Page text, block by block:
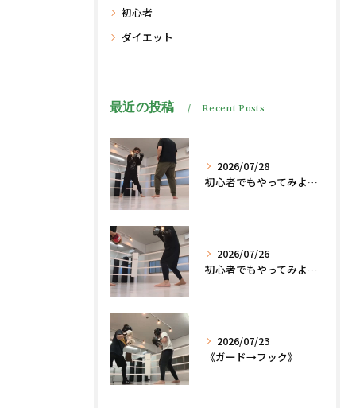
初心者
ダイエット
最近の投稿 Recent Posts
2026/07/28
初心者でもやってみよう、格闘技でダイエット脂肪燃焼🔥
2026/07/26
初心者でもやってみよう、格闘技でダイエット、脂肪燃焼🔥
2026/07/23
《ガード→フック》